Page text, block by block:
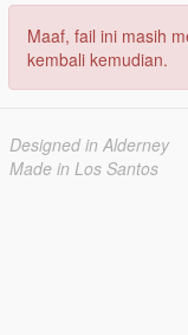
Maaf, fail ini masih
kembali kemudian.
Designed in Alderney
Made in Los Santos